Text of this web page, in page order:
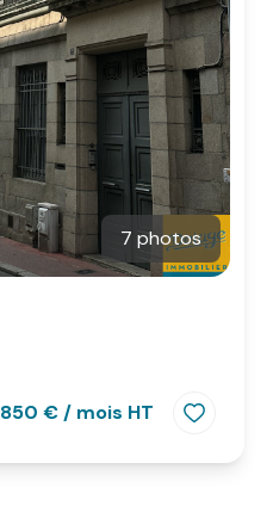
7 photos
850 € / mois HT